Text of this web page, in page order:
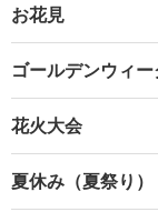
お花見
ゴールデンウィー
花火大会
夏休み（夏祭り）